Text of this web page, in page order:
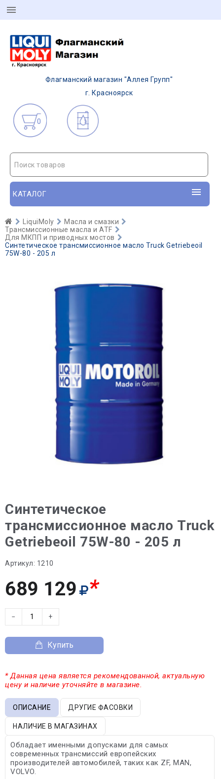
Флагманский магазин "Аллея Групп"
г. Красноярск
0
Поиск товаров
КАТАЛОГ
LiquiMoly
Масла и смазки
Трансмиссионные масла и ATF
Для МКПП и приводных мостов
Синтетическое трансмиссионное масло Truck Getriebeoil
75W-80 - 205 л
Синтетическое
трансмиссионное масло Truck
Getriebeoil 75W-80 - 205 л
Артикул: 1210
689 129 *
− +
Купить
* Данная цена является рекомендованной, актуальную
цену и наличие уточняйте в магазине.
ОПИСАНИЕ ДРУГИЕ ФАСОВКИ
НАЛИЧИЕ В МАГАЗИНАХ
Обладает именными допусками для самых
современных трансмиссий европейских
производителей автомобилей, таких как ZF, MAN,
VOLVO.